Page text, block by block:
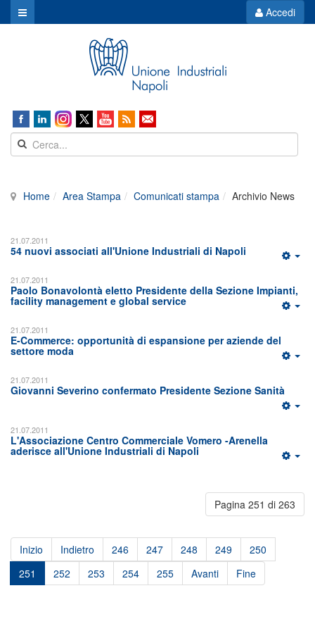
Accedi
Home Area Stampa Comunicati stampa Archivio News
21.07.2011
54 nuovi associati all'Unione Industriali di Napoli
21.07.2011
Paolo Bonavolontà eletto Presidente della Sezione Impianti,
facility management e global service
21.07.2011
E-Commerce: opportunità di espansione per aziende del
settore moda
21.07.2011
Giovanni Severino confermato Presidente Sezione Sanità
21.07.2011
L'Associazione Centro Commerciale Vomero -Arenella
aderisce all'Unione Industriali di Napoli
Pagina 251 di 263
Inizio Indietro 246 247 248 249
250
251
252 253 254 255 Avanti Fine